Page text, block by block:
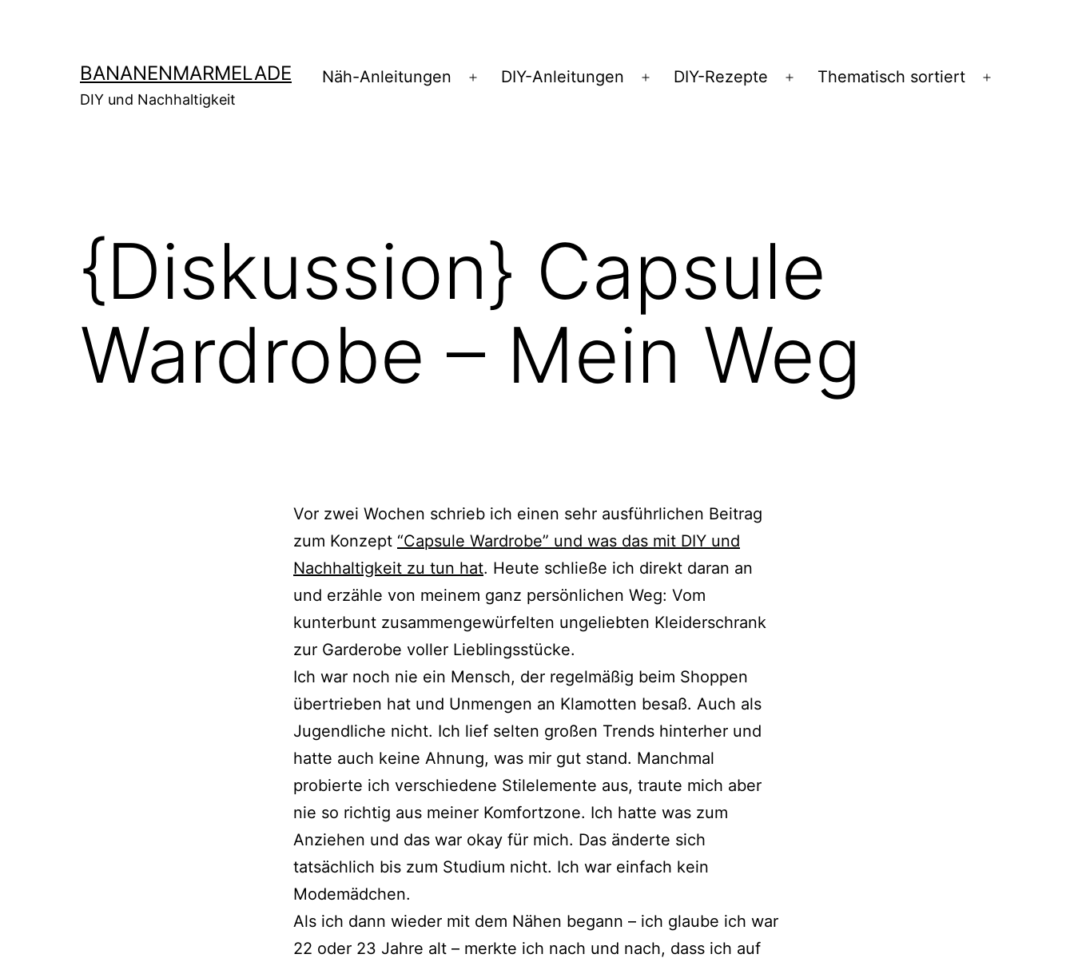
BANANENMARMELADE
DIY und Nachhaltigkeit
Näh-Anleitungen
Menü
DIY-Anleitungen
Menü
DIY-Rezepte
Menü
Thematisch sortiert
{Diskussion} Capsule
Wardrobe – Mein Weg
Vor zwei Wochen schrieb ich einen sehr ausführlichen Beitrag
zum Konzept “Capsule Wardrobe” und was das mit DIY und
Nachhaltigkeit zu tun hat. Heute schließe ich direkt daran an
und erzähle von meinem ganz persönlichen Weg: Vom
kunterbunt zusammengewürfelten ungeliebten Kleiderschrank
zur Garderobe voller Lieblingsstücke.
Ich war noch nie ein Mensch, der regelmäßig beim Shoppen
übertrieben hat und Unmengen an Klamotten besaß. Auch als
Jugendliche nicht. Ich lief selten großen Trends hinterher und
hatte auch keine Ahnung, was mir gut stand. Manchmal
probierte ich verschiedene Stilelemente aus, traute mich aber
nie so richtig aus meiner Komfortzone. Ich hatte was zum
Anziehen und das war okay für mich. Das änderte sich
tatsächlich bis zum Studium nicht. Ich war einfach kein
Modemädchen.
Als ich dann wieder mit dem Nähen begann – ich glaube ich war
22 oder 23 Jahre alt – merkte ich nach und nach, dass ich auf